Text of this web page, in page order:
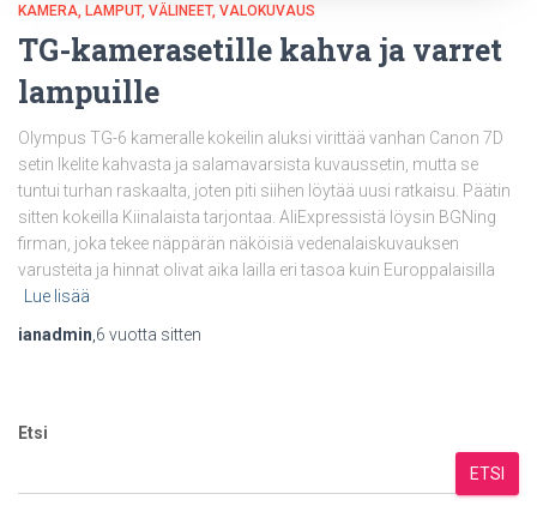
KAMERA LAMPUT VÄLINEET VALOKUVAUS
TG-kamerasetille kahva ja varret
lampuille
Olympus TG-6 kameralle kokeilin aluksi virittää vanhan Canon 7D
setin Ikelite kahvasta ja salamavarsista kuvaussetin, mutta se
tuntui turhan raskaalta, joten piti siihen löytää uusi ratkaisu. Päätin
sitten kokeilla Kiinalaista tarjontaa. AliExpressistä löysin BGNing
firman, joka tekee näppärän näköisiä vedenalaiskuvauksen
varusteita ja hinnat olivat aika lailla eri tasoa kuin Europpalaisilla
Lue lisää
ianadmin 6 vuotta sitten
Etsi
ETSI